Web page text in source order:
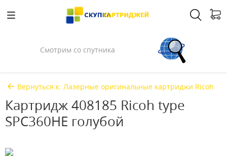
Спросили у Илона Маска
Вернуться к: Лазерные оригинальные картриджи Ricoh
Картридж 408185 Ricoh type
SPC360HE голубой